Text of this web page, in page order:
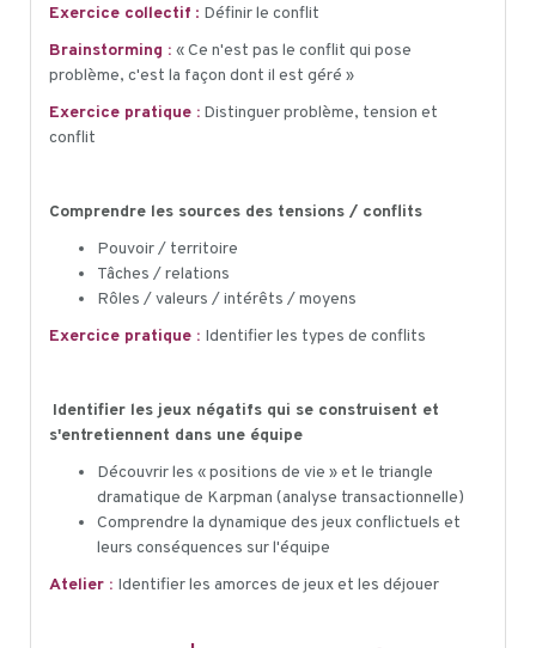
Exercice collectif : Définir le conflit
Brainstorming : « Ce n'est pas le conflit qui pose
problème, c'est la façon dont il est géré »
Exercice pratique : Distinguer problème, tension et
conflit
Comprendre les sources des tensions / conflits
Pouvoir / territoire
Tâches / relations
Rôles / valeurs / intérêts / moyens
Exercice pratique : Identifier les types de conflits
Identifier les jeux négatifs qui se construisent et
s'entretiennent dans une équipe
Découvrir les « positions de vie » et le triangle
dramatique de Karpman (analyse transactionnelle)
Comprendre la dynamique des jeux conflictuels et
leurs conséquences sur l'équipe
Atelier : Identifier les amorces de jeux et les déjouer